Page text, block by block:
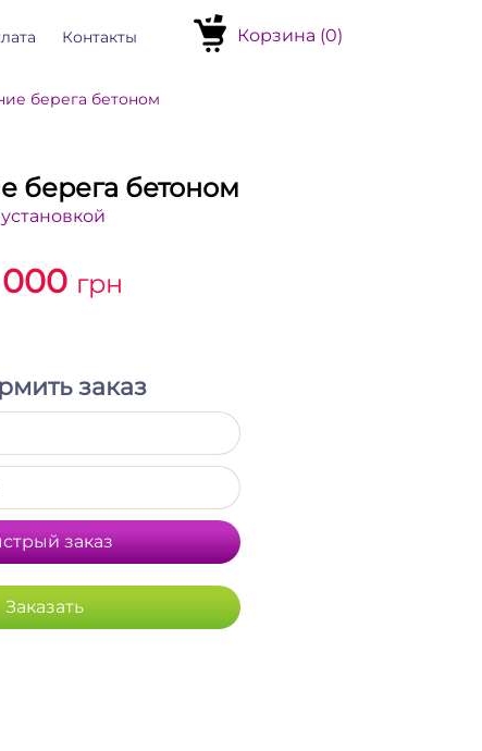
Контакты Корзина (0)
берега бетоном
берега бетоном
000 грн
заказ
заказ
Заказать